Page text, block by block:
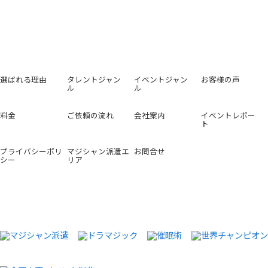
選ばれる理由 タレントジャン
ル
イベントジャン
ル
お客様の声
料金 ご依頼の流れ 会社案内 イベントレポー
ト
プライバシーポリ
シー
マジシャン派遣エ
リア
お問合せ